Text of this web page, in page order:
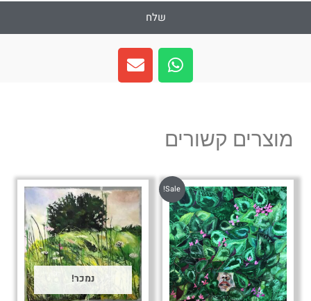
שלח
W
h
a
a
p
E
n
v
e
מוצרים קשורים
Sale!
נמכר!